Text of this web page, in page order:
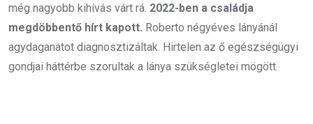
még nagyobb kihívás várt rá. 2022-ben a családja
megdöbbentő hírt kapott. Roberto négyéves lányánál
agydaganatot diagnosztizáltak. Hirtelen az ő egészségügyi
gondjai háttérbe szorultak a lánya szükségletei mögött.